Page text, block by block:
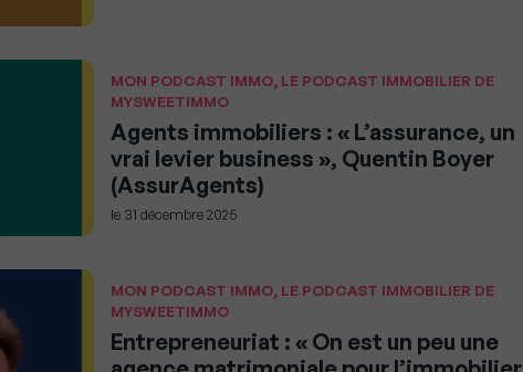
MON PODCAST IMMO, LE PODCAST IMMOBILIER DE
MYSWEETIMMO
Agents immobiliers : « L’assurance, un
vrai levier business », Quentin Boyer
(AssurAgents)
le 31 décembre 2025
MON PODCAST IMMO, LE PODCAST IMMOBILIER DE
MYSWEETIMMO
Entrepreneuriat : « On est un peu une